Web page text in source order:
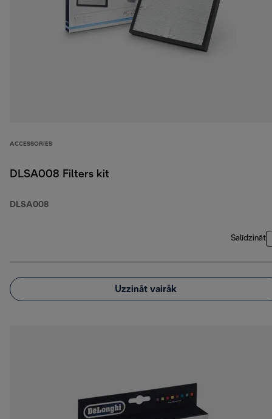
ACCESSORIES
DLSA008 Filters kit
DLSA008
Salīdzināt
Uzzināt vairāk